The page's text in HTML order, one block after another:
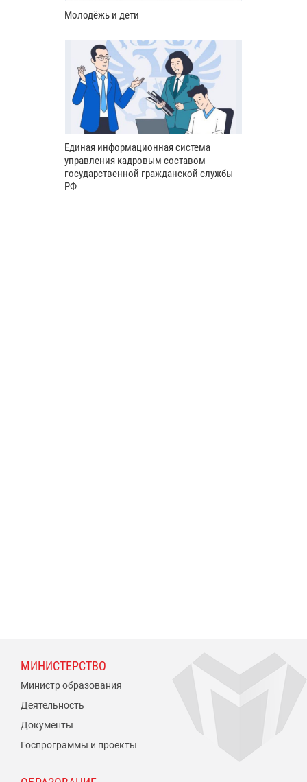
Молодёжь и дети
Единая информационная система
управления кадровым составом
государственной гражданской службы
РФ
МИНИСТЕРСТВО
Министр образования
Деятельность
Документы
Госпрограммы и проекты